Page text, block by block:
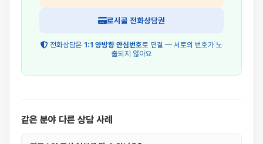
로시콜 전화상담권
전화상담은 1:1 양방향 안심번호로 연결 — 서로의 번호가 노
출되지 않아요
같은 분야 다른 상담 사례